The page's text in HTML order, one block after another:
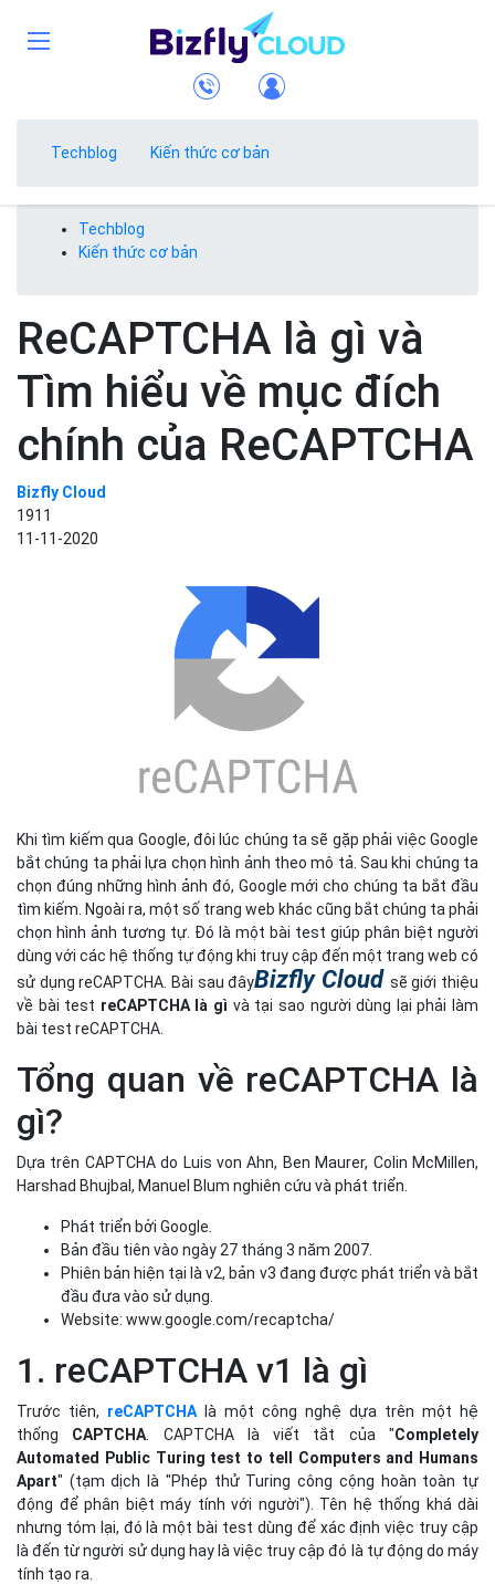
Techblog Kiến thức cơ bản
Techblog
Kiến thức cơ bản
ReCAPTCHA là gì và
Tìm hiểu về mục đích
chính của ReCAPTCHA
Bizfly Cloud
1911
11-11-2020
Khi tìm kiếm qua Google, đôi lúc chúng ta sẽ gặp phải việc Google
bắt chúng ta phải lựa chọn hình ảnh theo mô tả. Sau khi chúng ta
chọn đúng những hình ảnh đó, Google mới cho chúng ta bắt đầu
tìm kiếm. Ngoài ra, một số trang web khác cũng bắt chúng ta phải
chọn hình ảnh tương tự. Đó là một bài test giúp phân biệt người
dùng với các hệ thống tự động khi truy cập đến một trang web có
sử dụng reCAPTCHA. Bài sau đâyBizfly Cloud sẽ giới thiệu
về bài test reCAPTCHA là gì và tại sao người dùng lại phải làm
bài test reCAPTCHA.
Tổng quan về reCAPTCHA là
gì?
Dựa trên CAPTCHA do Luis von Ahn, Ben Maurer, Colin McMillen,
Harshad Bhujbal, Manuel Blum nghiên cứu và phát triển.
Phát triển bởi Google.
Bản đầu tiên vào ngày 27 tháng 3 năm 2007.
Phiên bản hiện tại là v2, bản v3 đang được phát triển và bắt
đầu đưa vào sử dụng.
Website: www.google.com/recaptcha/
1. reCAPTCHA v1 là gì
Trước tiên, reCAPTCHA là một công nghệ dựa trên một hệ
thống CAPTCHA . CAPTCHA là viết tắt của "Completely
Automated Public Turing test to tell Computers and Humans
Apart" (tạm dịch là "Phép thử Turing công cộng hoàn toàn tự
động để phân biệt máy tính với người"). Tên hệ thống khá dài
nhưng tóm lại, đó là một bài test dùng để xác định việc truy cập
là đến từ người sử dụng hay là việc truy cập đó là tự động do máy
tính tạo ra.